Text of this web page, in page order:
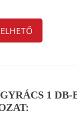
1 DB-